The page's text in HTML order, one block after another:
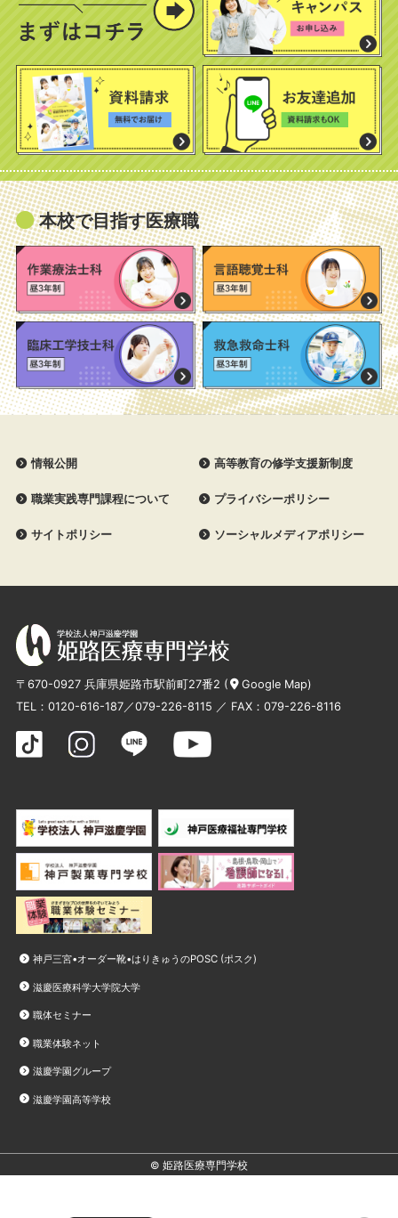
本校で目指す医療職
情報公開 高等教育の修学支援新制度
職業実践専門課程について プライバシーポリシー
サイトポリシー ソーシャルメディアポリシー
〒670-0927 兵庫県姫路市駅前町27番2 ( Google Map)
TEL： 0120-616-187／079-226-8115 ／ FAX：079-226-8116
神戸三宮•オーダー靴•はりきゅうのPOSC (ポスク)
滋慶医療科学大学院大学
職体セミナー
職業体験ネット
滋慶学園グループ
滋慶学園高等学校
© 姫路医療専門学校